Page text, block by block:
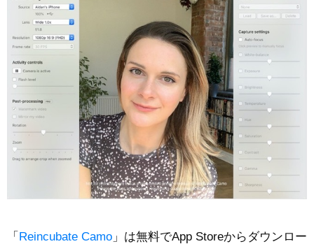
「 Reincubate Camo 」は無料でApp Storeからダウンロー